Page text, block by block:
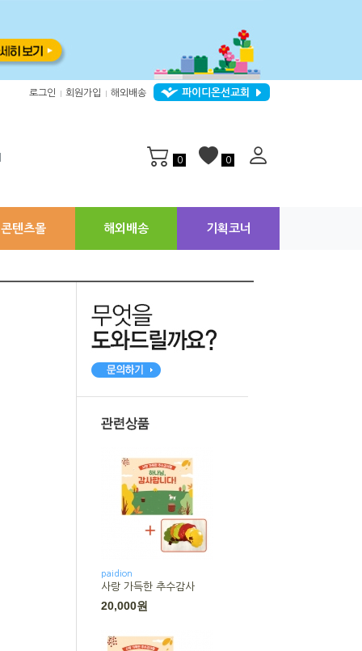
로그인 회원가입 해외배송 파이디온선교회
0 0
콘텐츠몰 해외배송 기획코너
paidion
사랑 가득한 추수감사
20,000원